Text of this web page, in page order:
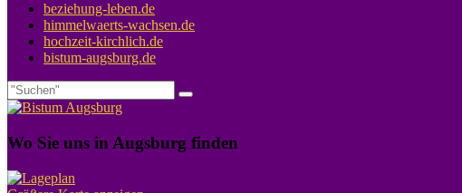
beziehung-leben.de
himmelwaerts-wachsen.de
hochzeit-kirchlich.de
bistum-augsburg.de
Wo Sie uns in Augsburg finden